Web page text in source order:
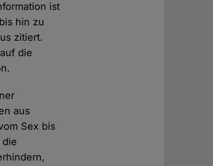
ist
hin zu
zitiert.
die
aus
Sex bis
die